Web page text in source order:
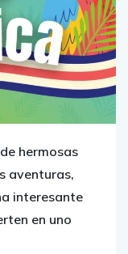
hermosas
aventuras,
interesante
en uno